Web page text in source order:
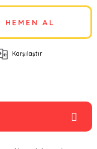
HEMEN AL
Karşılaştır